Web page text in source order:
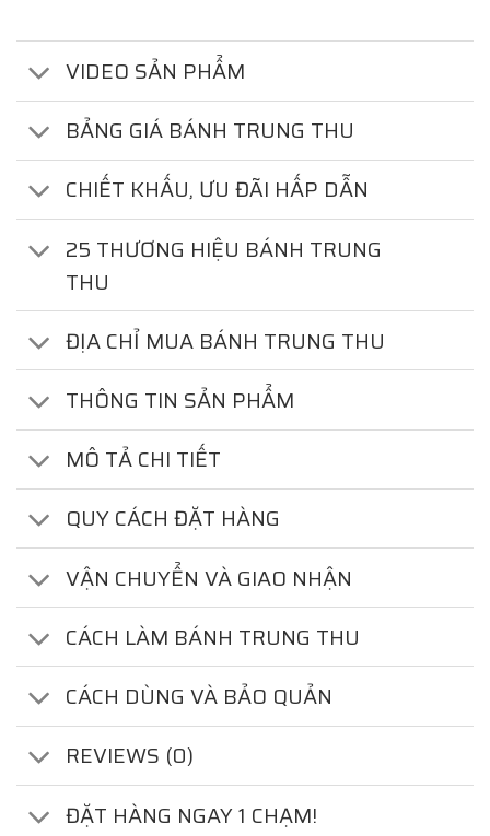
VIDEO SẢN PHẨM
BẢNG GIÁ BÁNH TRUNG THU
CHIẾT KHẤU, ƯU ĐÃI HẤP DẪN
25 THƯƠNG HIỆU BÁNH TRUNG
THU
ĐỊA CHỈ MUA BÁNH TRUNG THU
THÔNG TIN SẢN PHẨM
MÔ TẢ CHI TIẾT
QUY CÁCH ĐẶT HÀNG
VẬN CHUYỂN VÀ GIAO NHẬN
CÁCH LÀM BÁNH TRUNG THU
CÁCH DÙNG VÀ BẢO QUẢN
REVIEWS (0)
ĐẶT HÀNG NGAY 1 CHẠM!